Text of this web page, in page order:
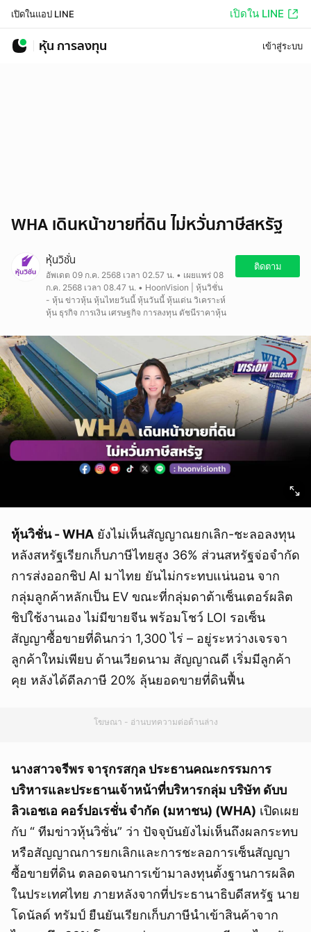
เปิดในแอป LINE เปิดใน LINE
หุ้น การลงทุน เข้าสู่ระบบ
WHA เดินหน้าขายที่ดิน ไม่หวั่นภาษีสหรัฐ
หุ้นวิชั่น
อัพเดต 09 ก.ค. 2568 เวลา 02.57 น. • เผยแพร่ 08
ก.ค. 2568 เวลา 08.47 น. • HoonVision | หุ้นวิชั่น
- หุ้น ข่าวหุ้น หุ้นไทยวันนี้ หุ้นวันนี้ หุ้นเด่น วิเคราะห์
หุ้น ธุรกิจ การเงิน เศรษฐกิจ การลงทุน ดัชนีราคาหุ้น
ติดตาม
หุ้นวิชั่น - WHA ยังไม่เห็นสัญญาณยกเลิก-ชะลอลงทุน
หลังสหรัฐเรียกเก็บภาษีไทยสูง 36% ส่วนสหรัฐจ่อจำกัด
การส่งออกชิป AI มาไทย ยันไม่กระทบแน่นอน จาก
กลุ่มลูกค้าหลักเป็น EV ขณะที่กลุ่มดาต้าเซ็นเตอร์ผลิต
ชิปใช้งานเอง ไม่มีขายจีน พร้อมโชว์ LOI รอเซ็น
สัญญาซื้อขายที่ดินกว่า 1,300 ไร่ – อยู่ระหว่างเจรจา
ลูกค้าใหม่เพียบ ด้านเวียดนาม สัญญาณดี เริ่มมีลูกค้า
คุย หลังได้ดีลภาษี 20% ลุ้นยอดขายที่ดินฟื้น
โฆษณา - อ่านบทความต่อด้านล่าง
นางสาวจรีพร จารุกรสกุล ประธานคณะกรรมการ
บริหารและประธานเจ้าหน้าที่บริหารกลุ่ม บริษัท ดับบ
ลิวเอชเอ คอร์ปอเรชั่น จำกัด (มหาชน) (WHA) เปิดเผย
กับ “ ทีมข่าวหุ้นวิชั่น” ว่า ปัจจุบันยังไม่เห็นถึงผลกระทบ
หรือสัญญาณการยกเลิกและการชะลอการเซ็นสัญญา
ซื้อขายที่ดิน ตลอดจนการเข้ามาลงทุนตั้งฐานการผลิต
ในประเทศไทย ภายหลังจากที่ประธานาธิบดีสหรัฐ นาย
โดนัลด์ ทรัมป์ ยืนยันเรียกเก็บภาษีนำเข้าสินค้าจาก